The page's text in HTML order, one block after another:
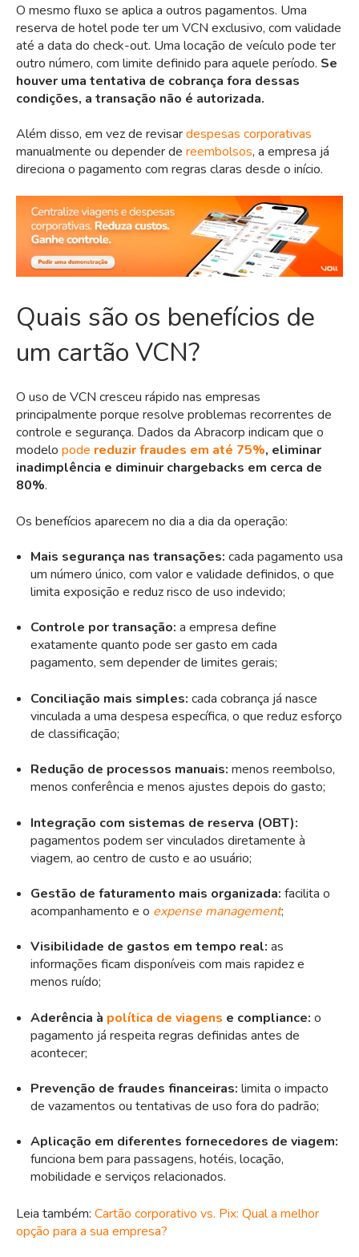
O mesmo fluxo se aplica a outros pagamentos. Uma
reserva de hotel pode ter um VCN exclusivo, com validade
até a data do check-out. Uma locação de veículo pode ter
outro número, com limite definido para aquele período. Se
houver uma tentativa de cobrança fora dessas
condições, a transação não é autorizada.
Além disso, em vez de revisardespesas corporativas
manualmente ou depender de reembolsos, a empresa já
direciona o pagamento com regras claras desde o início.
Quais são os benefícios de
um cartão VCN?
O uso de VCN cresceu rápido nas empresas
principalmente porque resolve problemas recorrentes de
controle e segurança. Dados da Abracorp indicam que o
modelo pode reduzir fraudes em até 75%, eliminar
inadimplência e diminuir chargebacks em cerca de
80%.
Os benefícios aparecem no dia a dia da operação:
Mais segurança nas transações: cada pagamento usa
um número único, com valor e validade definidos, o que
limita exposição e reduz risco de uso indevido;
Controle por transação: a empresa define
exatamente quanto pode ser gasto em cada
pagamento, sem depender de limites gerais;
Conciliação mais simples: cada cobrança já nasce
vinculada a uma despesa específica, o que reduz esforço
de classificação;
Redução de processos manuais: menos reembolso,
menos conferência e menos ajustes depois do gasto;
Integração com sistemas de reserva (OBT):
pagamentos podem ser vinculados diretamente à
viagem, ao centro de custo e ao usuário;
Gestão de faturamento mais organizada: facilita o
acompanhamento e o expense management;
Visibilidade de gastos em tempo real: as
informações ficam disponíveis com mais rapidez e
menos ruído;
Aderência à política de viagens e compliance: o
pagamento já respeita regras definidas antes de
acontecer;
Prevenção de fraudes financeiras: limita o impacto
de vazamentos ou tentativas de uso fora do padrão;
Aplicação em diferentes fornecedores de viagem:
funciona bem para passagens, hotéis, locação,
mobilidade e serviços relacionados.
Leia também: Cartão corporativo vs. Pix: Qual a melhor
opção para a sua empresa?